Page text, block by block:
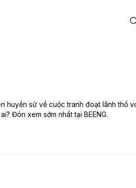
huyền sử về cuộc tranh đoạt lãnh thổ
Đón xem sớm nhất tại BEENG.